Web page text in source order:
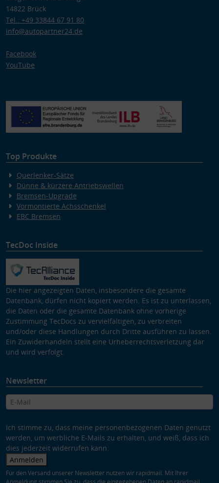
14822 Brück
Tel.: +49 33844 67 91 80
info@autopartner24.de
Facebook
YouTube
Top Produkte
Querlenker-Sätze
Dünne & kürzere Antriebswellen
Bremsen-Upgrade
Vormontierte Achsschenkel
EBC Bremsen
TecDoc Inside
Die hier angezeigten Daten, insbesondere die gesamte
Datenbank, dürfen nicht kopiert werden. Es ist zu unterlassen,
die Daten oder die gesamte Datenbank ohne vorherige
Zustimmung TecDocs zu vervielfältigen, zu verbreiten
und/oder diese Handlungen durch Dritte ausführen zu lassen.
Ein Zuwiderhandeln stellt eine Urheberrechtsverletzung dar
und wird verfolgt.
Newsletter
Ich stimme zu, dass meine personenbezogenen Daten genutzt
werden, um werbliche E-Mails zu erhalten, und weiß, dass ich
dies jederzeit widerrufen kann.
Anmelden
Für den Versand unserer Newsletter nutzen wir rapidmail. Mit Ihrer